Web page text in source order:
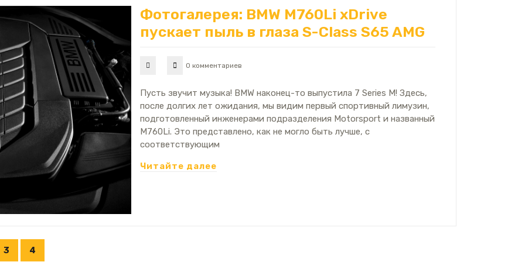
Фотогалерея: BMW M760Li xDrive
пускает пыль в глаза S-Class S65 AMG
0 комментариев
Пусть звучит музыка! BMW наконец-то выпустила 7 Series M! Здесь,
после долгих лет ожидания, мы видим первый спортивный лимузин,
подготовленный инженерами подразделения Motorsport и названный
M760Li. Это представлено, как не могло быть лучше, с
соответствующим
Читайте далее
Страница
3 Страница
4